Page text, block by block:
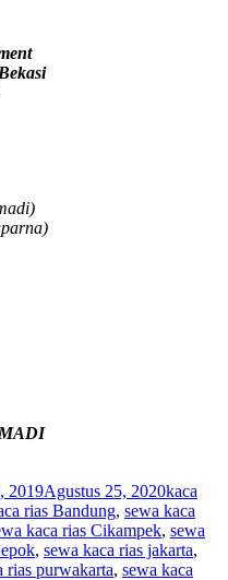
2019Agustus 25, 2020kaca
rias Bandung, sewa kaca
kaca rias Cikampek, sewa
, sewa kaca rias jakarta,
rias purwakarta, sewa kaca